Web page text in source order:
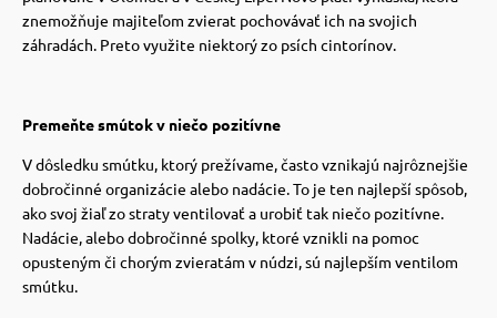
poukazy
znemožňuje majiteľom zvierat pochovávať ich na svojich
záhradách. Preto využite niektorý zo psích cintorínov.
Premeňte smútok v niečo pozitívne
V dôsledku smútku, ktorý prežívame, často vznikajú najrôznejšie
dobročinné organizácie alebo nadácie. To je ten najlepší spôsob,
ako svoj žiaľ zo straty ventilovať a urobiť tak niečo pozitívne.
Nadácie, alebo dobročinné spolky, ktoré vznikli na pomoc
opusteným či chorým zvieratám v núdzi, sú najlepším ventilom
smútku.